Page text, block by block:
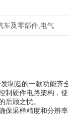
车及零部件,电气
制造的一款功能齐
制硬件电路架构，
后顾之忧。
保采样精度和分辨